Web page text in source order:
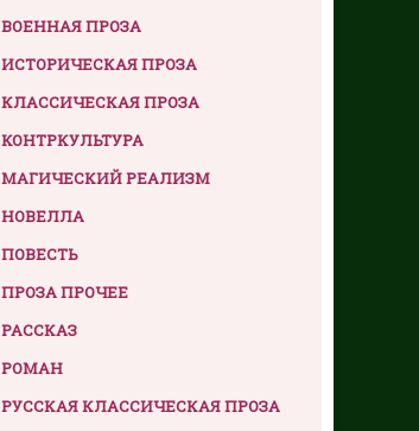
ВОЕННАЯ ПРОЗА
ИСТОРИЧЕСКАЯ ПРОЗА
КЛАССИЧЕСКАЯ ПРОЗА
КОНТРКУЛЬТУРА
МАГИЧЕСКИЙ РЕАЛИЗМ
НОВЕЛЛА
ПОВЕСТЬ
ПРОЗА ПРОЧЕЕ
РАССКАЗ
РОМАН
РУССКАЯ КЛАССИЧЕСКАЯ ПРОЗА